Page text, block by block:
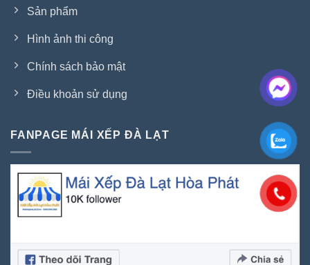
Sản phẩm
Hình ảnh thi công
Chính sách bảo mật
Điều khoản sử dụng
FANPAGE MÁI XẾP ĐÀ LẠT